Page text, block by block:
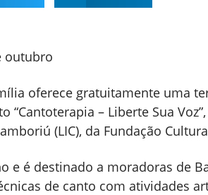
outubro
oferece gratuitamente uma
– Liberte Sua
(LIC), da Fundação
e é destinado a moradoras de
de canto com atividades